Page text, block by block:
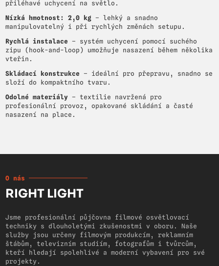
přiléhavé uchycení na světlo.
Nízká hmotnost: 2,0 kg – lehký a snadno
manipulovatelný i při rychlých změnách setupu.
Rychlá instalace – systém uchycení pomocí suchého
zipu (hook-and-loop) umožňuje nasazení během několika
vteřin.
Skládací konstrukce – ideální pro přepravu, snadno se
složí do kompaktního tvaru.
Odolné materiály – textilie navržená pro
profesionální provoz, opakované skládání a časté
nasazení na place.
O nás
RIGHT LIGHT
Jsme profesionální půjčovna filmové osvětlovací
techniky s dlouholetými zkušenostmi v oboru. Naše
služby jsou určeny filmovým produkcím, reklamním
štábům, televizním studiím, fotografům i tvůrcům,
kteří hledají spolehlivé a moderní vybavení pro své
projekty.